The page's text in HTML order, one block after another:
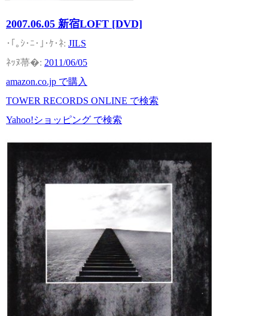
2007.06.05 新宿LOFT [DVD]
JILS
2011/06/05
amazon.co.jp で購入
TOWER RECORDS ONLINE で検索
Yahoo!ショッピング で検索